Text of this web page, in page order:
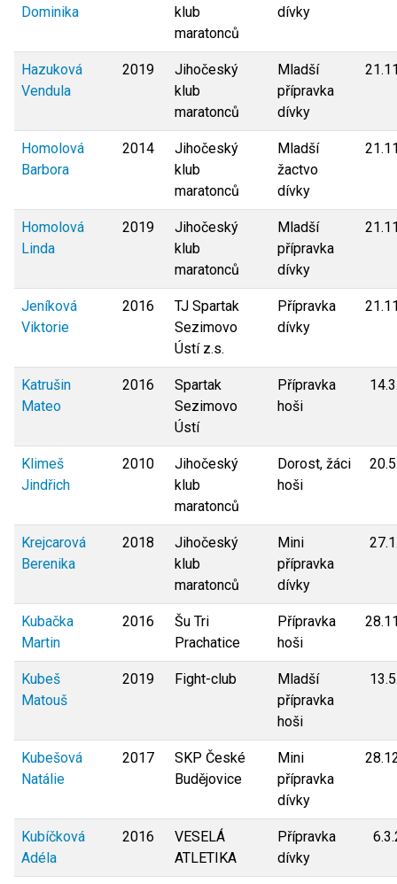
Dominika
klub
maratonců
dívky
Hazuková
Vendula
2019
Jihočeský
klub
maratonců
Mladší
přípravka
dívky
Homolová
Barbora
2014
Jihočeský
klub
maratonců
Mladší
žactvo
dívky
Homolová
Linda
2019
Jihočeský
klub
maratonců
Mladší
přípravka
dívky
Jeníková
Viktorie
2016
TJ Spartak
Sezimovo
Ústí z.s.
Přípravka
dívky
Katrušin
Mateo
2016
Spartak
Sezimovo
Ústí
Přípravka
hoši
Klimeš
Jindřich
2010
Jihočeský
klub
maratonců
Dorost, žáci
hoši
Krejcarová
Berenika
2018
Jihočeský
klub
maratonců
Mini
přípravka
dívky
Kubačka
Martin
2016
Šu Tri
Prachatice
Přípravka
hoši
Kubeš
Matouš
2019 Fight-club
Mladší
přípravka
hoši
Kubešová
Natálie
2017
SKP České
Budějovice
Mini
přípravka
dívky
Kubíčková
Adéla
2016
VESELÁ
ATLETIKA
Přípravka
dívky